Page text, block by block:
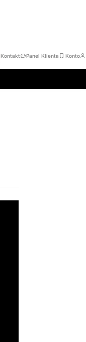
Kontakt Panel Klienta Konto